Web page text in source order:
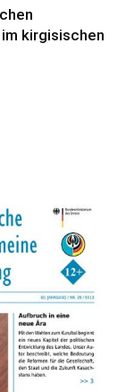
kirgisischen